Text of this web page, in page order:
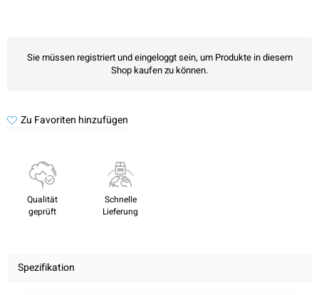
Sie müssen registriert und eingeloggt sein, um Produkte in diesem
Shop kaufen zu können.
Zu Favoriten hinzufügen
Qualität
geprüft
Schnelle
Lieferung
Spezifikation